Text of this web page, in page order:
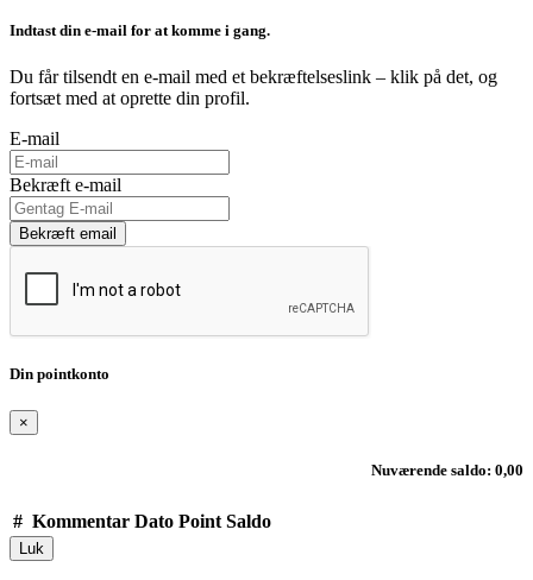
Indtast din e-mail for at komme i gang.
Du får tilsendt en e-mail med et bekræftelseslink – klik på det, og
fortsæt med at oprette din profil.
E-mail
Bekræft e-mail
Bekræft email
Din pointkonto
×
Nuværende saldo: 0,00
# Kommentar Dato Point Saldo
Luk